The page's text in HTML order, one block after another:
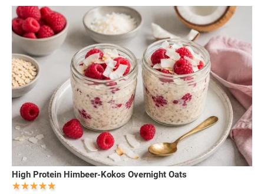
High Protein Himbeer-Kokos Overnight Oats